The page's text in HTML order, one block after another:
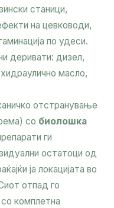
станици,
на цевководи,
по удеси.
деривати: дизел,
масло,
отстранување
со биолошка
ги
остатоци од
ја локацијата во
отпад го
комплетна